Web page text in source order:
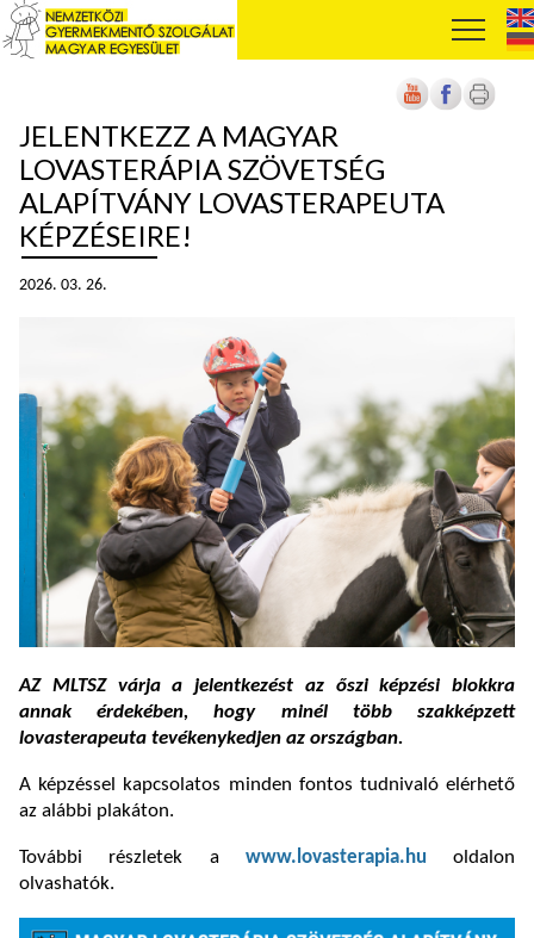
JELENTKEZZ A MAGYAR
LOVASTERÁPIA SZÖVETSÉG
ALAPÍTVÁNY LOVASTERAPEUTA
KÉPZÉSEIRE!
2026. 03. 26.
AZ MLTSZ várja a jelentkezést az őszi képzési blokkra
annak érdekében, hogy minél több szakképzett
lovasterapeuta tevékenykedjen az országban.
A képzéssel kapcsolatos minden fontos tudnivaló elérhető
az alábbi plakáton.
További részletek a www.lovasterapia.hu oldalon
olvashatók.